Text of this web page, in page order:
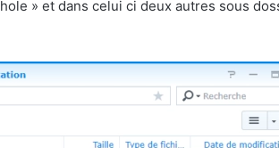
» et dans celui ci deux autres sous